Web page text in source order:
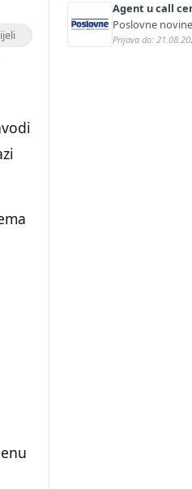
Agent u call
Poslovne novine
Prijava do: